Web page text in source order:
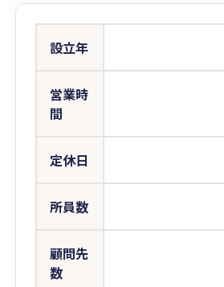
設立年
営業時
間
定休日
所員数
顧問先
数